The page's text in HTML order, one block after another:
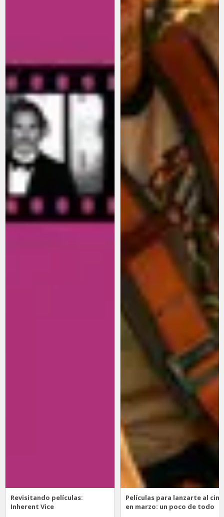
Revisitando películas:
Inherent Vice
Películas para lanzarte al cine
en marzo: un poco de todo